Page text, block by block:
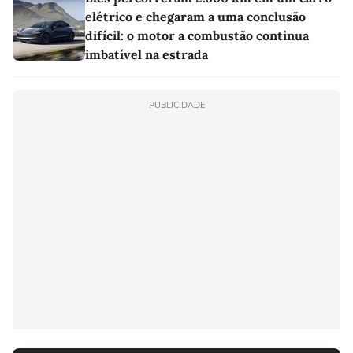
elétrico e chegaram a uma conclusão
difícil: o motor a combustão continua
imbatível na estrada
PUBLICIDADE